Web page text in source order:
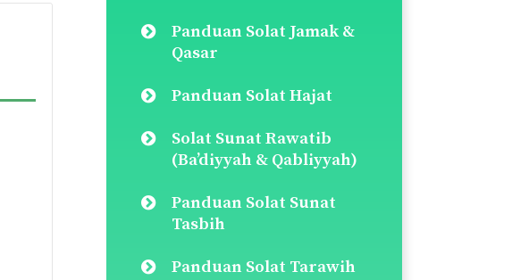
Panduan Solat Jamak &
Qasar
Panduan Solat Hajat
Solat Sunat Rawatib
(Ba’diyyah & Qabliyyah)
Panduan Solat Sunat
Tasbih
Panduan Solat Tarawih